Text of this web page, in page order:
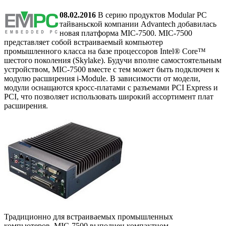
08.02.2016 В серию продуктов Modular PC
тайваньской компании Advantech добавилась
новая платформа MIC-7500. MIC-7500
представляет собой встраиваемый компьютер
промышленного класса на базе процессоров Intel® Core™
шестого поколения (Skylake). Будучи вполне самостоятельным
устройством, MIC-7500 вместе с тем может быть подключен к
модулю расширения i-Module. В зависимости от модели,
модули оснащаются кросс-платами с разъемами PCI Express и
PCI, что позволяет использовать широкий ассортимент плат
расширения.
Традиционно для встраиваемых промышленных